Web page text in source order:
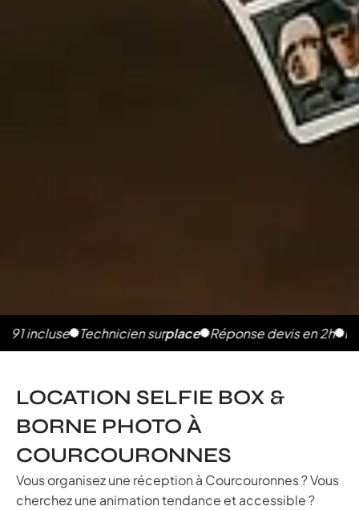
Technicien surplace Réponse devis en 2h Photos
LOCATION SELFIE BOX &
BORNE PHOTO À
COURCOURONNES
Vous organisez une réception à Courcouronnes ? Vous
cherchez une animation tendance et accessible ?